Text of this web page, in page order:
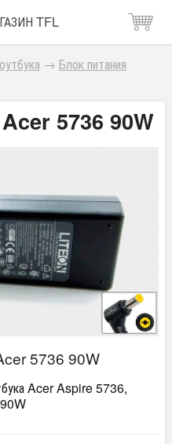
TFL
→ Блок питания
Acer 5736 90W
5736 90W
Acer Aspire 5736,